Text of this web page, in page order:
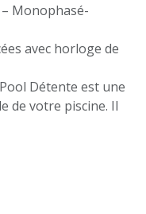
Monophasé-
avec horloge de
Détente est une
de votre piscine. Il